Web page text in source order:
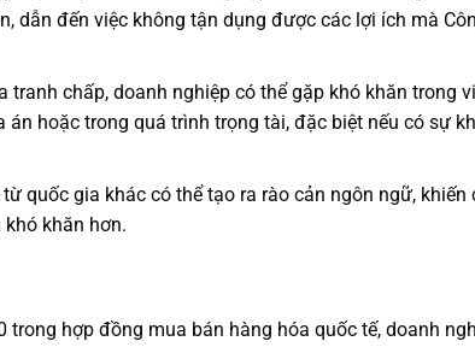
dẫn đến việc không tận dụng được các lợi ích mà
tranh chấp, doanh nghiệp có thể gặp khó khăn trong
hoặc trong quá trình trọng tài, đặc biệt nếu có sự
quốc gia khác có thể tạo ra rào cản ngôn ngữ, khiến
khăn hơn.
hợp đồng mua bán hàng hóa quốc tế, doanh